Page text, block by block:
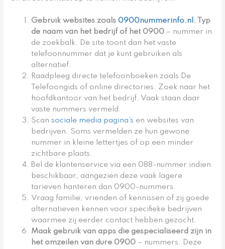
Gebruik websites zoals 0900nummerinfo.nl. Typ
de naam van het bedrijf of het 0900 – nummer in
de zoekbalk. De site toont dan het vaste
telefoonnummer dat je kunt gebruiken als
alternatief.
Raadpleeg directe telefoonboeken zoals De
Telefoongids of online directories. Zoek naar het
hoofdkantoor van het bedrijf. Vaak staan daar
vaste nummers vermeld.
Scansociale media pagina’s en websites van
bedrijven. Soms vermelden ze hun gewone
nummer in kleine lettertjes of op een minder
zichtbare plaats.
Bel de klantenservice via een 088-nummer indien
beschikbaar, aangezien deze vaak lagere
tarieven hanteren dan 0900-nummers.
Vraag familie, vrienden of kennissen of zij goede
alternatieven kennen voor specifieke bedrijven
waarmee zij eerder contact hebben gezocht.
Maak gebruik van apps die gespecialiseerd zijn in
het omzeilen van dure 0900 – nummers. Deze